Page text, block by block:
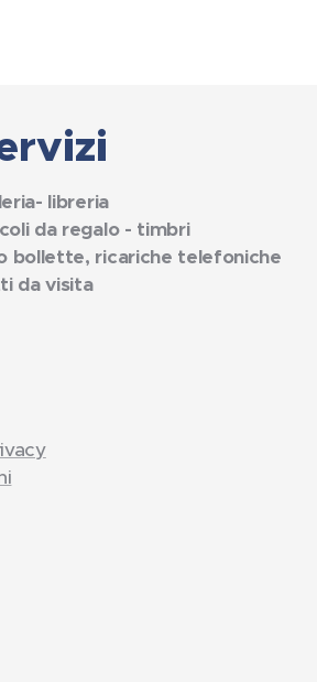
libreria
da regalo - timbri
bollette, ricariche telefoniche
da visita